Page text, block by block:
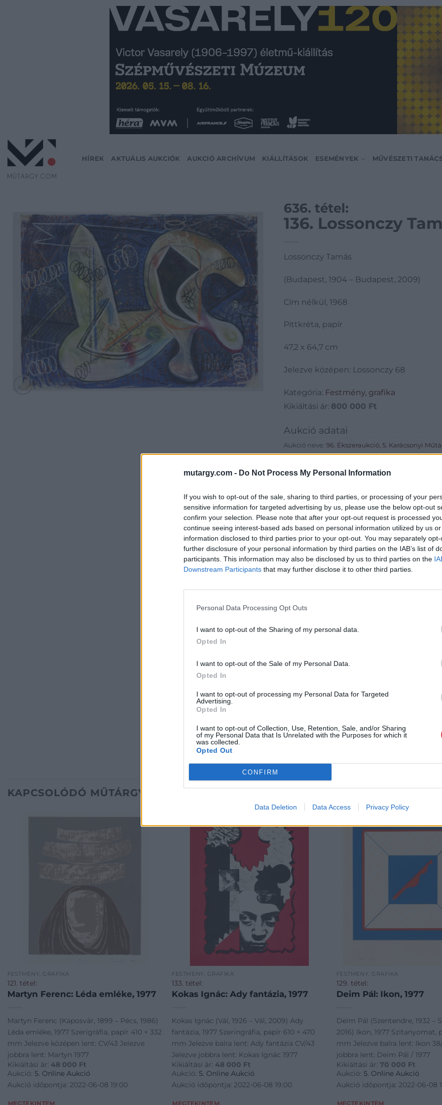
mutargy.com - Do Not Process My Personal Information
If you wish to opt-out of the sale, sharing to third parties, or processing of your
sensitive information for targeted advertising by us, please use the below opt-out
confirm your selection. Please note that after your opt-out request is processed
continue seeing interest-based ads based on personal information utilized by us
information disclosed to third parties prior to your opt-out. You may separately
further disclosure of your personal information by third parties on the IAB’s list of
participants. This information may also be disclosed by us to third parties on the
Downstream Participants that may further disclose it to other third parties.
Personal Data Processing Opt Outs
I want to opt-out of the Sharing of my personal data.
Opted In
I want to opt-out of the Sale of my Personal Data.
Opted In
I want to opt-out of processing my Personal Data for Targeted
Advertising.
Opted In
I want to opt-out of Collection, Use, Retention, Sale, and/or Sharing
of my Personal Data that Is Unrelated with the Purposes for which it
was collected.
Opted Out
CONFIRM
Data Deletion Data Access Privacy Policy
HÍREK AKTUÁLIS AUKCIÓK AUKCIÓ ARCHÍVUM KIÁLLÍTÁSOK ESEMÉNYEK MŰVÉSZETI
636. tétel:
136. Lossonczy
Lossonczy Tamás
(Budapest, 1904 – Budapest, 2009)
Cím nélkül, 1968
Pittkréta, papír
47,2 x 64,7 cm
Jelezve középen: Lossonczy 68
Kategória: Festmény, grafika
Kikiáltási ár: 800 000 Ft
Aukció adatai
Aukció neve: 96. Ékszeraukció, 5. Karácsonyi
Aukció ideje: 18:00
Tételszám: 636
Eladó adatai
Eladó:
Cím: BÁV
1027
Telefon:
Bemutatkozás: Az ország legnagyobb múltú,
BÁV ZRt. óriási tapasztalatával, szakmai
műkereskedelem meghatározó szereplője. A
műkereskedelem egyik legfontosabb
műkereskedelmi üzlethálózatával rendelkező
KAPCSOLÓDÓ MŰTÁRGYAK
FESTMÉNY, GRAFIKA
121. tétel:
Martyn Ferenc: Léda emléke, 1977
Martyn Ferenc (Kaposvár, 1899 – Pécs, 1986)
Léda emléke, 1977 Szerigráfia, papír 410 × 332
mm Jelezve középen lent: CV/43 Jelezve
jobbra lent: Martyn 1977
Kikiáltási ár: 48 000 Ft
Aukció: 5. Online Aukció
Aukció időpontja: 2022-06-08 19:00
MEGTEKINTEM
FESTMÉNY, GRAFIKA
133. tétel:
Kokas Ignác: Ady fantázia, 1977
Kokas Ignác (Vál, 1926 – Vál, 2009) Ady
fantázia, 1977 Szeringráfia, papír 610 × 470
mm Jelezve balra lent: Ady fantázia CV/43
Jelezve jobbra lent: Kokas Ignác 1977
Kikiáltási ár: 48 000 Ft
Aukció:5. Online Aukció
Aukció időpontja: 2022-06-08 19:00
MEGTEKINTEM
FESTMÉNY, GRAFIKA
129. tétel:
Deim Pál: Ikon, 1977
Deim Pál (Szentendre, 1932 –
2016) Ikon, 1977 Szitanyomat,
mm Jelezve balra lent: Ikon
jobbra lent: Deim Pál / 1977
Kikiáltási ár: 70 000 Ft
Aukció: 5. Online Aukció
Aukció időpontja: 2022-06-08
MEGTEKINTEM